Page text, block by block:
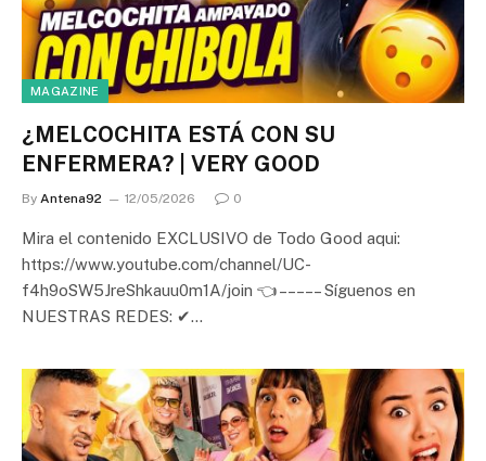
MAGAZINE
¿MELCOCHITA ESTÁ CON SU
ENFERMERA? | VERY GOOD
By Antena92 12/05/2026 0
Mira el contenido EXCLUSIVO de Todo Good aqui:
https://www.youtube.com/channel/UC-
f4h9oSW5JreShkauu0m1A/join 👈 – – – – – Síguenos en
NUESTRAS REDES: ✔…